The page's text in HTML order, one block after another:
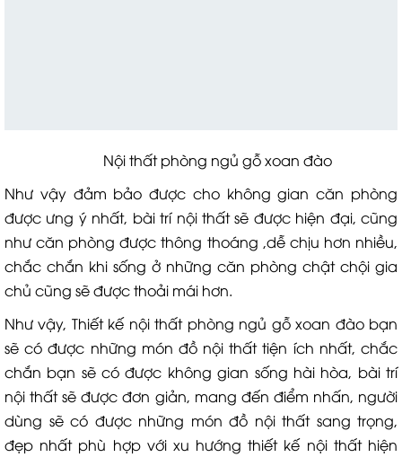
Nội thất phòng ngủ gỗ xoan đào
Như vậy đảm bảo được cho không gian căn phòng
được ưng ý nhất, bài trí nội thất sẽ được hiện đại, cũng
như căn phòng được thông thoáng ,dễ chịu hơn nhiều,
chắc chắn khi sống ở những căn phòng chật chội gia
chủ cũng sẽ được thoải mái hơn.
Như vậy, Thiết kế nội thất phòng ngủ gỗ xoan đào bạn
sẽ có được những món đồ nội thất tiện ích nhất, chắc
chắn bạn sẽ có được không gian sống hài hòa, bài trí
nội thất sẽ được đơn giản, mang đến điểm nhấn, người
dùng sẽ có được những món đồ nội thất sang trọng,
đẹp nhất phù hợp với xu hướng thiết kế nội thất hiện